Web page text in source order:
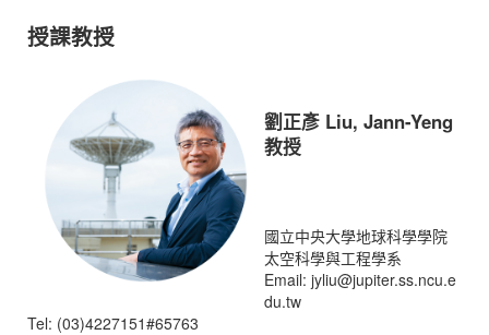
授課教授
劉正彥 Liu, Jann-Yeng
教授
國立中央大學地球科學學院
太空科學與工程學系
Email: jyliu@jupiter.ss.ncu.e
du.tw
Tel: (03)4227151#65763